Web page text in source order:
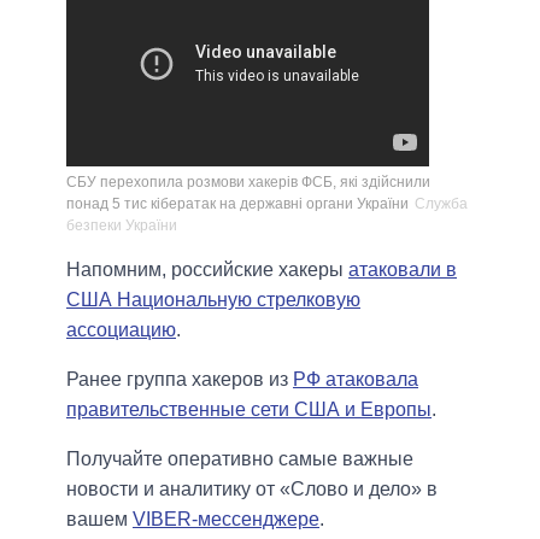
СБУ перехопила розмови хакерів ФСБ, які здійснили
понад 5 тис кібератак на державні органи України Служба
безпеки України
Напомним, российские хакеры атаковали в
США Национальную стрелковую
ассоциацию.
Ранее группа хакеров из РФ атаковала
правительственные сети США и Европы.
Получайте оперативно самые важные
новости и аналитику от «Слово и дело» в
вашем VIBER-мессенджере.